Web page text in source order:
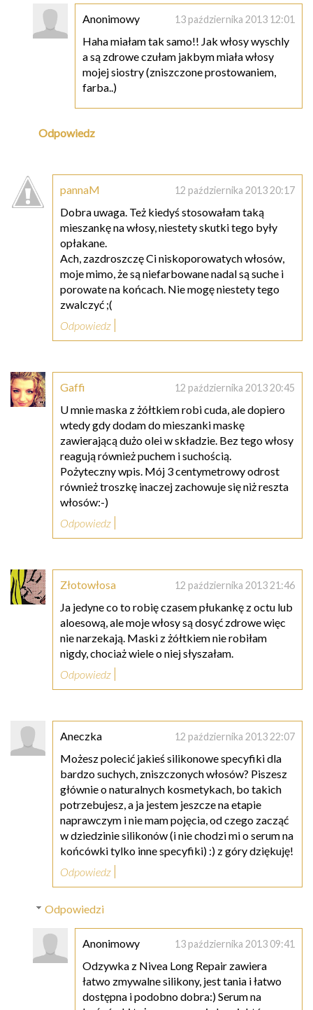
Anonimowy 13 października 2013 12:01
Haha miałam tak samo!! Jak włosy wyschly
a są zdrowe czułam jakbym miała włosy
mojej siostry (zniszczone prostowaniem,
farba..)
Odpowiedz
pannaM 12 października 2013 20:17
Dobra uwaga. Też kiedyś stosowałam taką
mieszankę na włosy, niestety skutki tego były
opłakane.
Ach, zazdroszczę Ci niskoporowatych włosów,
moje mimo, że są niefarbowane nadal są suche i
porowate na końcach. Nie mogę niestety tego
zwalczyć ;(
Odpowiedz
Gaffi 12 października 2013 20:45
U mnie maska z żółtkiem robi cuda, ale dopiero
wtedy gdy dodam do mieszanki maskę
zawierającą dużo olei w składzie. Bez tego włosy
reagują również puchem i suchością.
Pożyteczny wpis. Mój 3 centymetrowy odrost
również troszkę inaczej zachowuje się niż reszta
włosów:-)
Odpowiedz
Złotowłosa 12 października 2013 21:46
Ja jedyne co to robię czasem płukankę z octu lub
aloesową, ale moje włosy są dosyć zdrowe więc
nie narzekają. Maski z żółtkiem nie robiłam
nigdy, chociaż wiele o niej słyszałam.
Odpowiedz
Aneczka 12 października 2013 22:07
Możesz polecić jakieś silikonowe specyfiki dla
bardzo suchych, zniszczonych włosów? Piszesz
głównie o naturalnych kosmetykach, bo takich
potrzebujesz, a ja jestem jeszcze na etapie
naprawczym i nie mam pojęcia, od czego zacząć
w dziedzinie silikonów (i nie chodzi mi o serum na
końcówki tylko inne specyfiki) :) z góry dziękuję!
Odpowiedz
Odpowiedzi
Anonimowy 13 października 2013 09:41
Odzywka z Nivea Long Repair zawiera
łatwo zmywalne silikony, jest tania i łatwo
dostępna i podobno dobra:) Serum na